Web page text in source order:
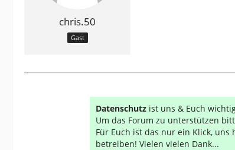
chris.50
Gast
Datenschutz ist uns & Euch
Um das Forum zu unterstützen
Für Euch ist das nur ein Klick, uns
betreiben! Vielen vielen Dank...